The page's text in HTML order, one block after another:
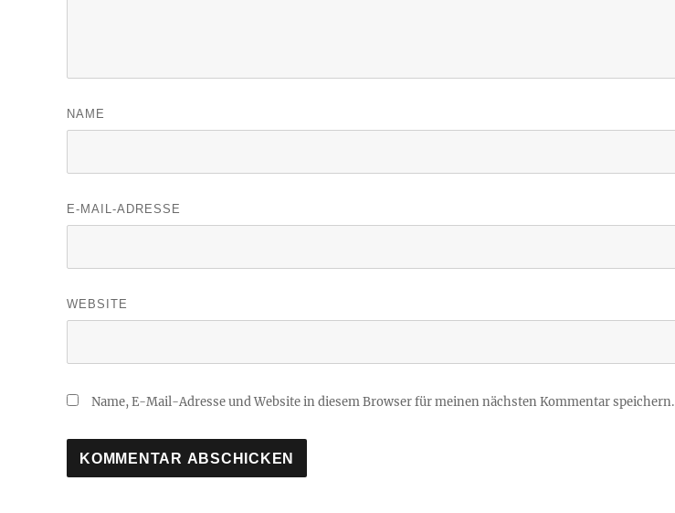
NAME
E-MAIL-ADRESSE
WEBSITE
Name, E-Mail-Adresse und Website in diesem Browser für meinen nächsten Kommentar speichern.